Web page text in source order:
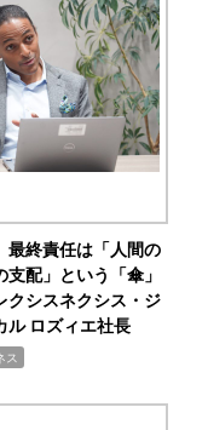
最終責任は「人間の
配」という「傘」
シスネクシス・ジ
ル ロズィエ社長
ス